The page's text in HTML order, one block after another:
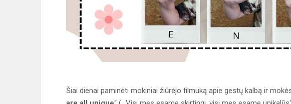
Šiai dienai paminėti mokiniai žiūrėjo filmuką apie gestų kalbą ir